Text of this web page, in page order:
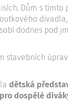
Dům s
dodnes pod
stavebních
dětská
dospělé